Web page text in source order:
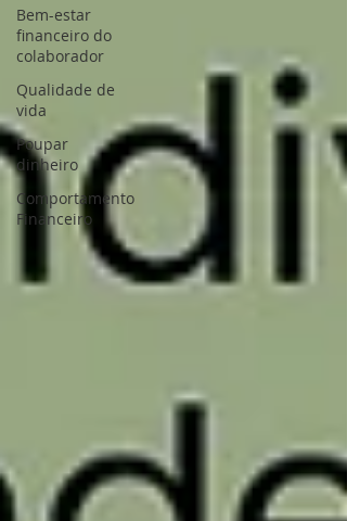
Bem-estar
financeiro do
colaborador
Qualidade de
vida
Poupar
dinheiro
Comportamento
Financeiro